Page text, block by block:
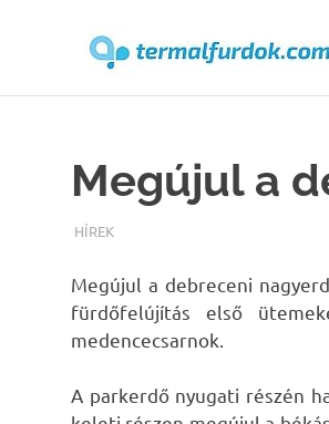
Megújul a
TERMALFURDOK.COM
HÍREK
Megújul a debreceni
fürdőfelújítás első
medencecsarnok.
A parkerdő nyugati részén